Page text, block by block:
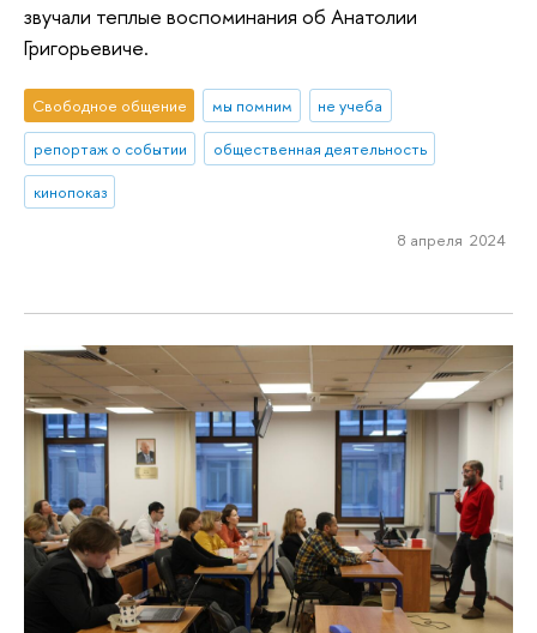
звучали теплые воспоминания об Анатолии
Григорьевиче.
Свободное общение мы помним
не учеба
репортаж о событии
общественная деятельность
кинопоказ
8 апреля 2024